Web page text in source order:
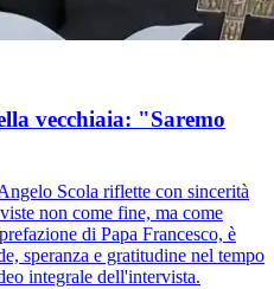
vecchiaia: "Saremo
Scola riflette con sincerità
non come fine, ma come
di Papa Francesco, è
speranza e gratitudine nel tempo
integrale dell'intervista.